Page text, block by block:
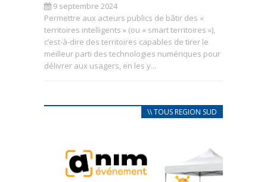
9 septembre 2024
Permettre aux acteurs publics de bâtir des «
territoires intelligents » (ou « smart territoires »),
c’est-à-dire des territoires capables de tirer le
meilleur parti des technologies numériques pour
délivrer aux usagers, en les y...
\\ TOUS REGION SUD